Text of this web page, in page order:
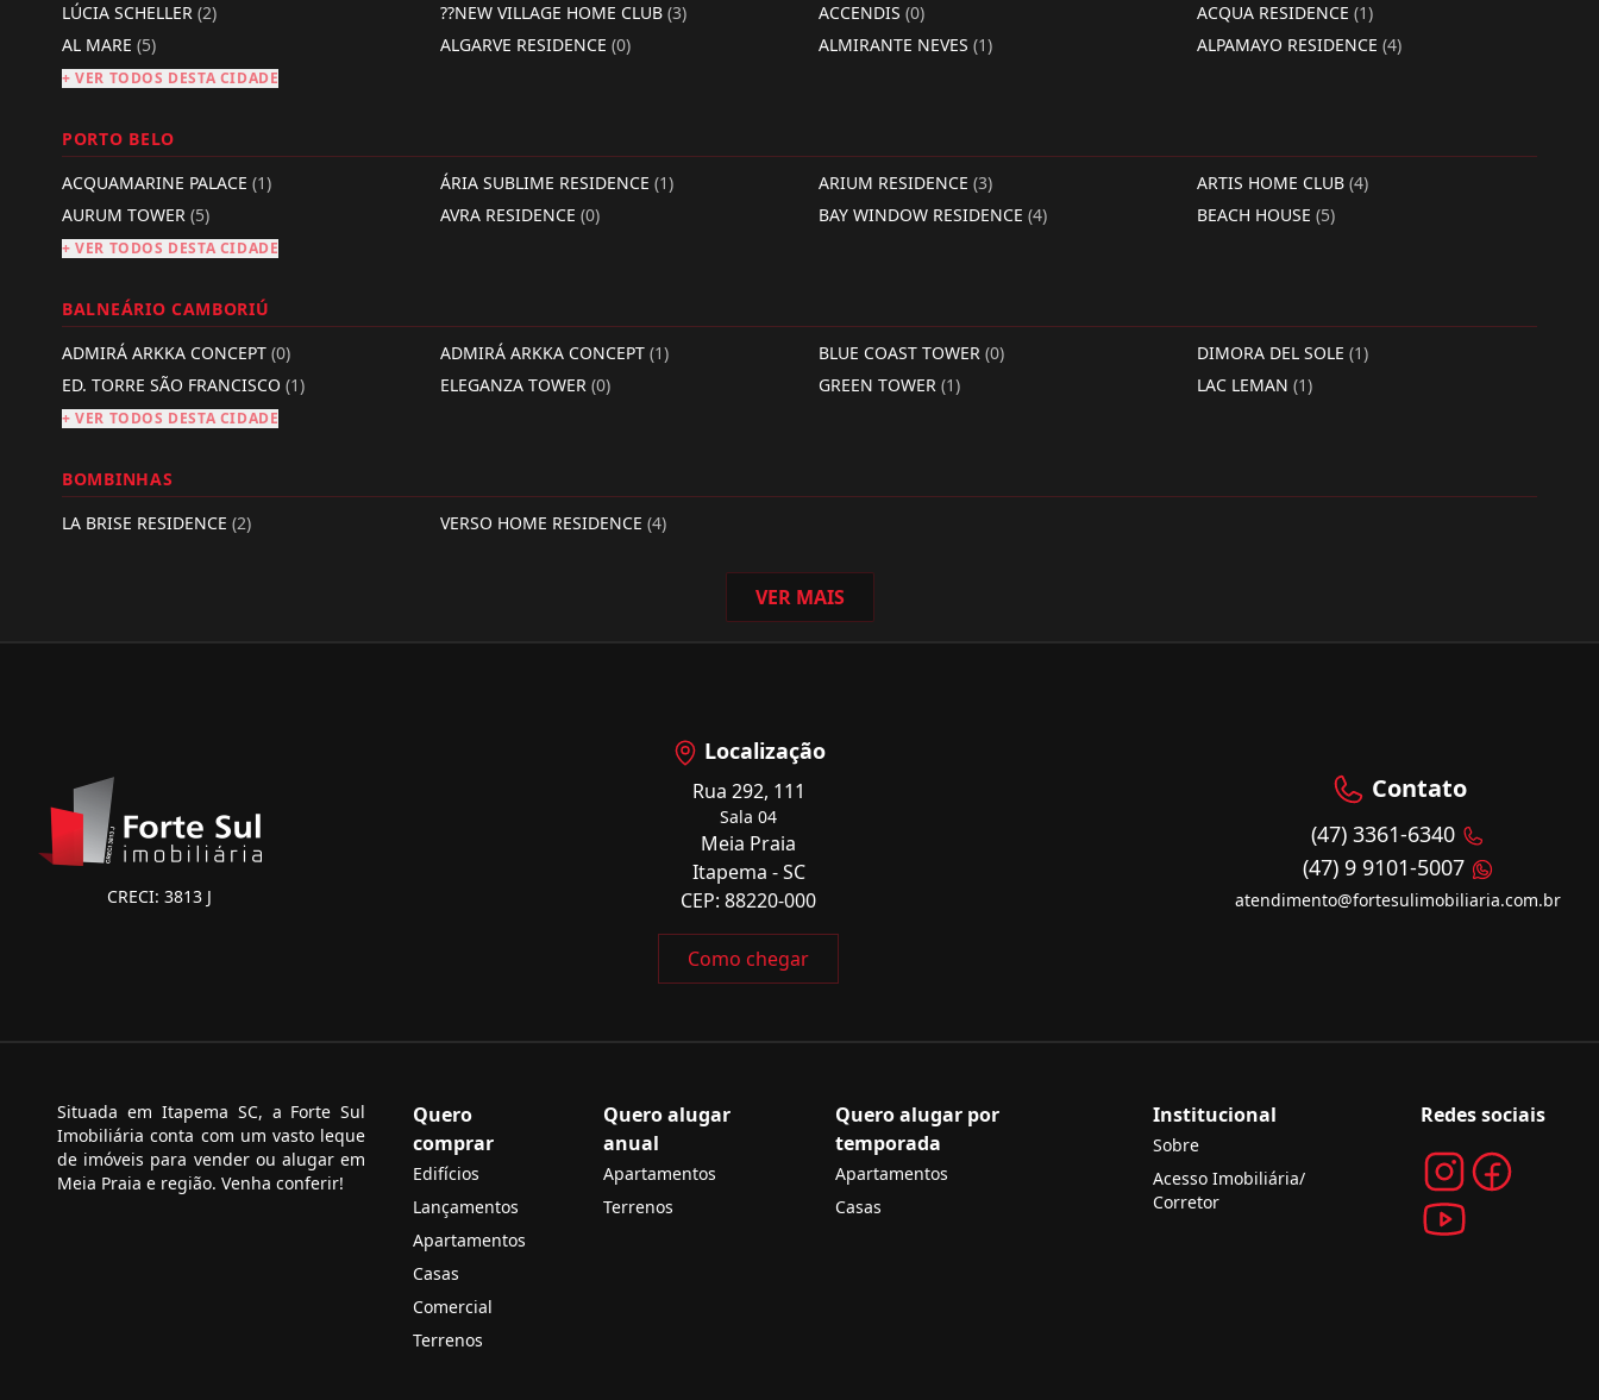
LÚCIA SCHELLER (2) ??NEW VILLAGE HOME CLUB (3) ACCENDIS (0) ACQUA RESIDENCE (1)
AL MARE (5) ALGARVE RESIDENCE (0) ALMIRANTE NEVES (1) ALPAMAYO RESIDENCE (4)
+ VER TODOS DESTA CIDADE
PORTO BELO
ACQUAMARINE PALACE (1) ÁRIA SUBLIME RESIDENCE (1) ARIUM RESIDENCE (3) ARTIS HOME CLUB (4)
AURUM TOWER (5) AVRA RESIDENCE (0) BAY WINDOW RESIDENCE (4) BEACH HOUSE (5)
+ VER TODOS DESTA CIDADE
BALNEÁRIO CAMBORIÚ
ADMIRÁ ARKKA CONCEPT (0) ADMIRÁ ARKKA CONCEPT (1) BLUE COAST TOWER (0) DIMORA DEL SOLE (1)
ED. TORRE SÃO FRANCISCO (1) ELEGANZA TOWER (0) GREEN TOWER (1) LAC LEMAN (1)
+ VER TODOS DESTA CIDADE
BOMBINHAS
LA BRISE RESIDENCE (2) VERSO HOME RESIDENCE (4)
VER MAIS
CRECI: 3813 J
Localização
Rua 292, 111
Sala 04
Meia Praia
Itapema - SC
CEP: 88220-000
Como chegar
Contato
(47) 3361-6340
(47) 9 9101-5007
atendimento@fortesulimobiliaria.com.br
Situada em Itapema SC, a Forte Sul
Imobiliária conta com um vasto leque
de imóveis para vender ou alugar em
Meia Praia e região. Venha conferir!
Quero
comprar
Edifícios
Lançamentos
Apartamentos
Casas
Comercial
Terrenos
Quero alugar
anual
Apartamentos
Terrenos
Quero alugar por
temporada
Apartamentos
Casas
Institucional
Sobre
Acesso Imobiliária/
Corretor
Redes sociais